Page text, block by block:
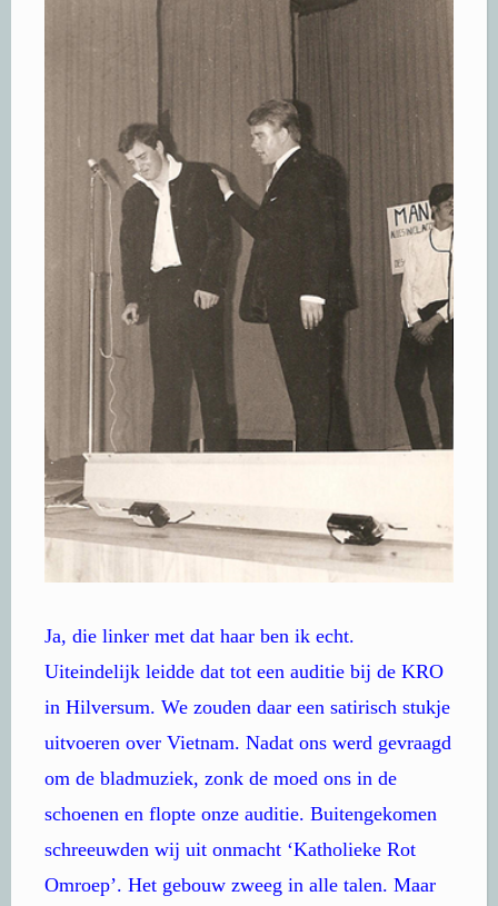
Ja, die linker met dat haar ben ik echt.
Uiteindelijk leidde dat tot een auditie bij de KRO
in Hilversum. We zouden daar een satirisch stukje
uitvoeren over Vietnam. Nadat ons werd gevraagd
om de bladmuziek, zonk de moed ons in de
schoenen en flopte onze auditie. Buitengekomen
schreeuwden wij uit onmacht ‘Katholieke Rot
Omroep’. Het gebouw zweeg in alle talen. Maar